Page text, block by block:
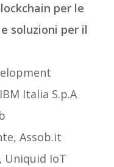
per le
soluzioni per il
Italia S.p.A
Assob.it
Uniquid IoT